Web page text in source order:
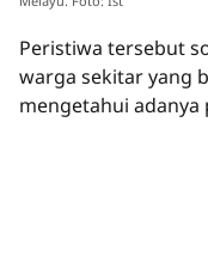
Peristiwa tersebut
warga sekitar yang
mengetahui adanya